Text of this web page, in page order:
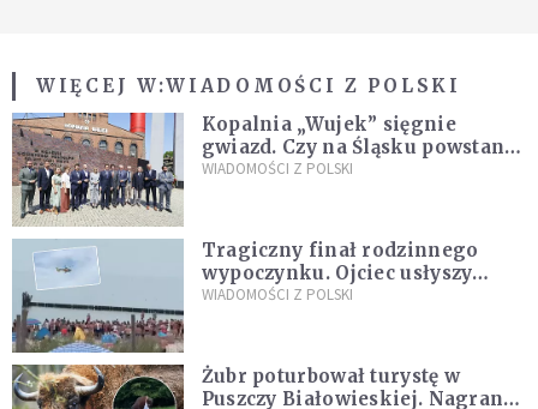
WIĘCEJ W:WIADOMOŚCI Z POLSKI
Kopalnia „Wujek” sięgnie
gwiazd. Czy na Śląsku powstanie
„Dolina Krzemowa”?
WIADOMOŚCI Z POLSKI
Tragiczny finał rodzinnego
wypoczynku. Ojciec usłyszy
zarzuty
WIADOMOŚCI Z POLSKI
Żubr poturbował turystę w
Puszczy Białowieskiej. Nagranie